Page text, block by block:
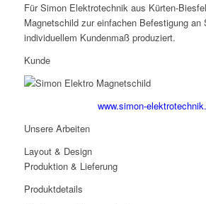
Für Simon Elektrotechnik aus Kürten-
Magnetschild zur einfachen Befestigung an
individuellem Kundenmaß produziert.
Kunde
www.simon-
Unsere Arbeiten
Layout & Design
Produktion & Lieferung
Produktdetails